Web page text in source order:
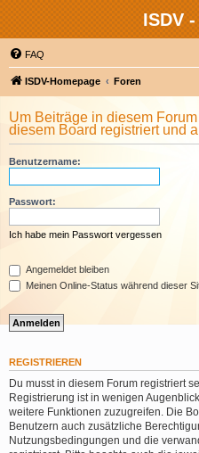
ISDV
FAQ
ISDV-Homepage Foren
Um Beiträge in diesem
diesem Board registriert und
Benutzername:
Passwort:
Ich habe mein Passwort vergessen
Angemeldet bleiben
Meinen Online-Status während dieser
REGISTRIEREN
Du musst in diesem Forum registriert
Registrierung ist in wenigen
weitere Funktionen zuzugreifen. Die
Benutzern auch zusätzliche
Nutzungsbedingungen und die